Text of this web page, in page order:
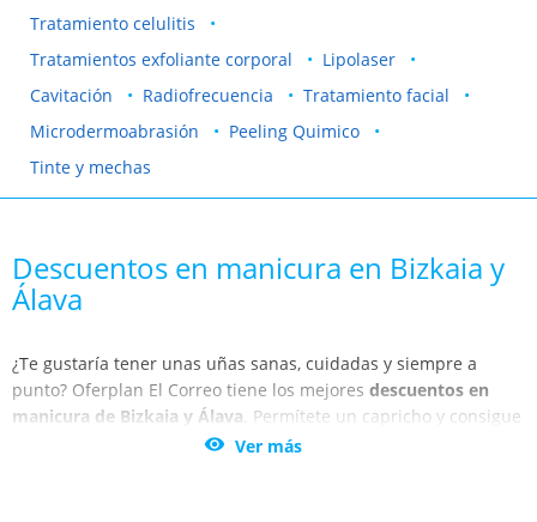
Tratamiento celulitis
Tratamientos exfoliante corporal
Lipolaser
Cavitación
Radiofrecuencia
Tratamiento facial
Microdermoabrasión
Peeling Quimico
Tinte y mechas
Descuentos en manicura en Bizkaia y
Álava
¿Te gustaría tener unas uñas sanas, cuidadas y siempre a
punto? Oferplan El Correo tiene los mejores descuentos en
manicura de Bizkaia y Álava . Permítete un capricho y consigue
unas uñas impecables en los mejores salones de Bilbao y
 Ver más